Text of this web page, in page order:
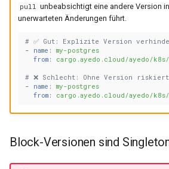
pull unbeabsichtigt eine andere Version
unerwarteten Änderungen führt.
# ✅ Gut: Explizite Version
-
name :
my-postgres
from : cargo.ayedo.cloud/ayedo/
# ❌ Schlecht: Ohne Version riskiert
-
name :
my-postgres
from : cargo.ayedo.cloud/ayedo/
Block-Versionen sind